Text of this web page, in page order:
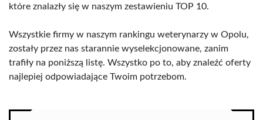
które znalazły się w naszym zestawieniu TOP 10.
Wszystkie firmy w naszym rankingu weterynarzy w Opolu,
zostały przez nas starannie wyselekcjonowane, zanim
trafiły na poniższą listę. Wszystko po to, aby znaleźć oferty
najlepiej odpowiadające Twoim potrzebom.